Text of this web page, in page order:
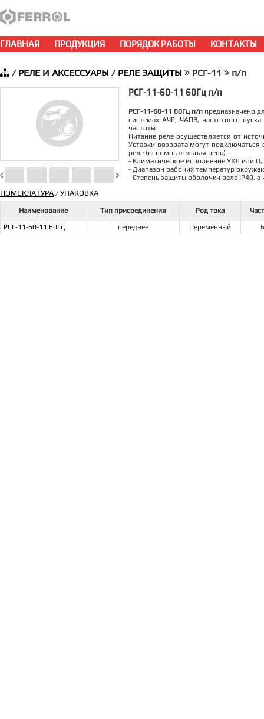
ГЛАВНАЯ ПРОДУКЦИЯ ПОРЯДОК РАБОТЫ КОНТАКТЫ
/ РЕЛЕ И АКСЕССУАРЫ / РЕЛЕ ЗАЩИТЫ РСГ-11 п/п
РСГ-11-60-11 60Гц п/п
РСГ-11-60-11 60Гц п/п предназначено
системах АЧР, ЧАПВ, частотного
частоты.
Питание реле осуществляется от
Уставки возврата могут
реле (вспомогательная цепь).
- Климатическое исполнение УХЛ или
- Диапазон рабочих температур
- Степень защиты оболочки реле IP40,
НОМЕКЛАТУРА/ УПАКОВКА
Наименование Тип присоединения Род тока
РСГ-11-60-11 60Гц
переднее Переменный